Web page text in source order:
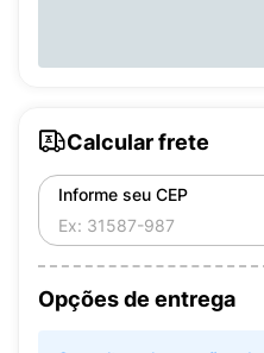
Calcular frete
Informe seu CEP
Opções de entrega